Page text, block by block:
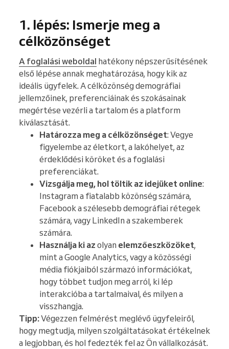
1. lépés: Ismerje meg a
célközönséget
A foglalási weboldal hatékony népszerűsítésének
első lépése annak meghatározása, hogy kik az
ideális ügyfelek. A célközönség demográfiai
jellemzőinek, preferenciáinak és szokásainak
megértése vezérli a tartalom és a platform
kiválasztását.
Határozza meg a célközönséget: Vegye
figyelembe az életkort, a lakóhelyet, az
érdeklődési köröket és a foglalási
preferenciákat.
Vizsgálja meg, hol töltik az idejüket online:
Instagram a fiatalabb közönség számára,
Facebook a szélesebb demográfiai rétegek
számára, vagy LinkedIn a szakemberek
számára.
Használja ki azolyan elemzőeszközöket,
mint a Google Analytics, vagy a közösségi
média fiókjaiból származó információkat,
hogy többet tudjon meg arról, ki lép
interakcióba a tartalmaival, és milyen a
visszhangja.
Tipp:Végezzen felmérést meglévő ügyfeleiről,
hogy megtudja, milyen szolgáltatásokat értékelnek
a legjobban, és hol fedezték fel az Ön vállalkozását.